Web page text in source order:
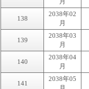
138
2038年02
月
139
2038年03
月
140
2038年04
月
141
2038年05